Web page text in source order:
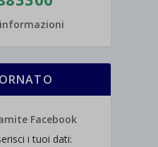
i tuoi dati: